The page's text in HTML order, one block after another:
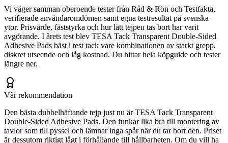
Vi väger samman oberoende tester från Råd & Rön och Testfakta,
verifierade användaromdömen samt egna testresultat på svenska
ytor. Prisvärde, fäststyrka och hur lätt tejpen tas bort har varit
avgörande. I årets test blev TESA Tack Transparent Double-Sided
Adhesive Pads bäst i test tack vare kombinationen av starkt grepp,
diskret utseende och låg kostnad. Du hittar hela köpguide och tester
längre ner.
Vår rekommendation
Den bästa dubbelhäftande tejp just nu är TESA Tack Transparent
Double-Sided Adhesive Pads. Den funkar lika bra till montering av
tavlor som till pyssel och lämnar inga spår när du tar bort den. Priset
är dessutom riktigt lågt i förhållande till hållbarheten. Om du vill ha